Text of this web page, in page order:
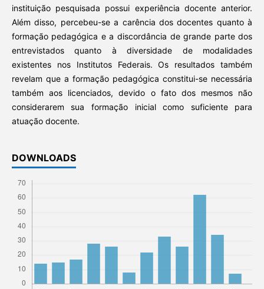
instituição pesquisada possui experiência docente anterior.
Além disso, percebeu-se a carência dos docentes quanto à
formação pedagógica e a discordância de grande parte dos
entrevistados quanto à diversidade de modalidades
existentes nos Institutos Federais. Os resultados também
revelam que a formação pedagógica constitui-se necessária
também aos licenciados, devido o fato dos mesmos não
considerarem sua formação inicial como suficiente para
atuação docente.
DOWNLOADS